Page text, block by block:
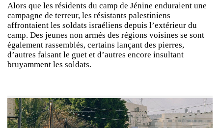
Alors que les résidents du camp de Jénine enduraient une
campagne de terreur, les résistants palestiniens
affrontaient les soldats israéliens depuis l’extérieur du
camp. Des jeunes non armés des régions voisines se sont
également rassemblés, certains lançant des pierres,
d’autres faisant le guet et d’autres encore insultant
bruyamment les soldats.